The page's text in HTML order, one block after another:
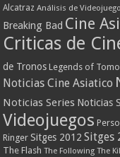
Alcatraz Análisis de
Breaking Bad Cine
Criticas de
de Tronos Legends of
Noticias Cine Asiatico
Noticias Series Noticias
Videojuegos
Ringer Sitges 2012 Sitges
The Flash The Following The